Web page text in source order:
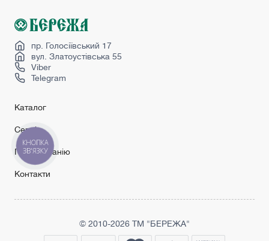
Перегородка в кімнаті
Woodhouseпр. Голосіївський 17
вул. Златоустівська 55
Viber
Telegram
Каталог
Сервіс
Про компанію
Контакти
© 2010-2026 ТМ "БЕРЕЖА"
КНОПКА
ЗВ'ЯЗКУ